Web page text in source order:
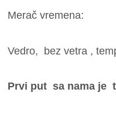
Merač vremena:
Vedro, bez vetra ,
Prvi put sa nama je